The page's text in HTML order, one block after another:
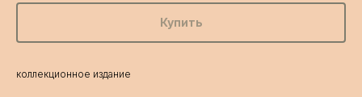
Купить
коллекционное издание